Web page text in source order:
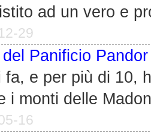
ad un vero e
29
Panificio Pandor
fa, e per più di 10,
i monti delle
16